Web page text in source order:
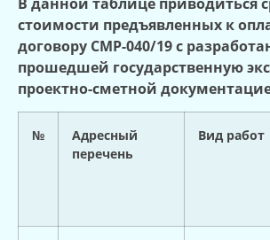
стоимости предъявленных к
договору СМР-040/19 с
прошедшей государственную
проектно-сметной
№
Адресный
перечень
Вид работ